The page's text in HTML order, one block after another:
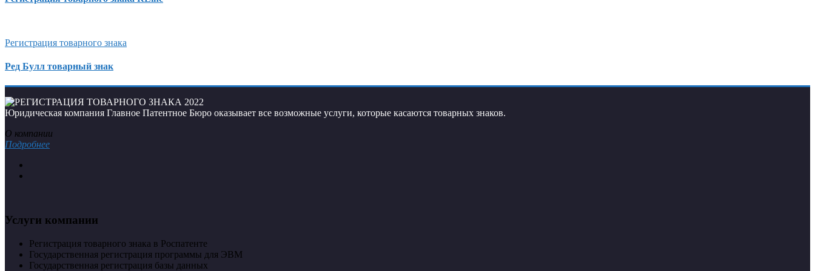
Регистрация товарного знака
Ред Булл товарный знак
Юридическая компания Главное Патентное Бюро оказывает все возможные услуги, которые касаются товарных знаков.
О компании
Подробнее
Услуги компании
Регистрация товарного знака в Роспатенте
Государственная регистрация программы для ЭВМ
Государственная регистрация базы данных